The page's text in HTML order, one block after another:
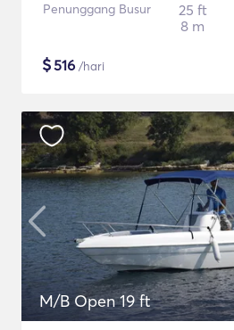
Penunggang Busur
25 ft
8 m
$516 /hari
M/B Open 19 ft